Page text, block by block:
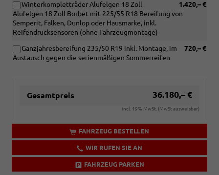
1.420,– €
Winterkompletträder Alufelgen 18 Zoll
Alufelgen 18 Zoll Borbet mit 225/55 R18 Bereifung von
Semperit, Falken, Dunlop oder Hausmarke, inkl.
Reifendrucksensoren (ohne Fahrzeugmontage)
720,– €
Ganzjahresbereifung 235/50 R19 inkl. Montage, im
Austausch gegen die serienmäßigen Sommerreifen
Gesamtpreis 36.180,– €
incl. 19% MwSt. (MwSt ausweisbar)
FAHRZEUG BESTELLEN
WIR RUFEN SIE AN
FAHRZEUG PARKEN